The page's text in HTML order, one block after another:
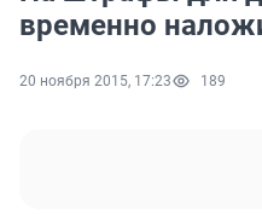
временно
20 ноября 2015, 17:23 189